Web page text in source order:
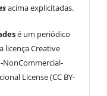
acima explicitadas.
é um periódico
licença Creative
License (CC BY-